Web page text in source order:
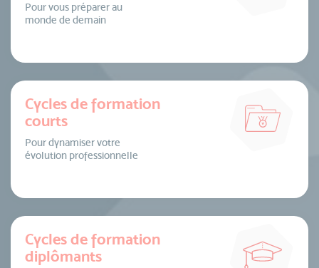
Pour vous préparer au
monde de demain
Cycles de formation
courts
Pour dynamiser votre
évolution professionnelle
Cycles de formation
diplômants